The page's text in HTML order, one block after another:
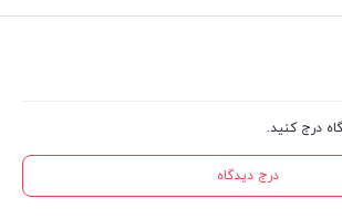
درج کنید.
درج دیدگاه